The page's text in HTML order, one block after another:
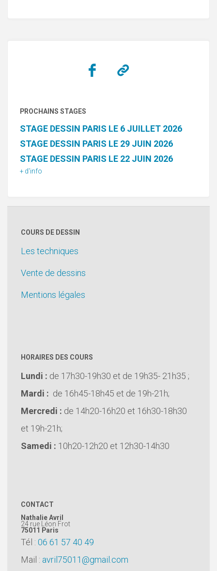
PROCHAINS STAGES
STAGE DESSIN PARIS LE 6 JUILLET 2026
STAGE DESSIN PARIS LE 29 JUIN 2026
STAGE DESSIN PARIS LE 22 JUIN 2026
+ d'info
COURS DE DESSIN
Les techniques
Vente de dessins
Mentions légales
HORAIRES DES COURS
Lundi : de 17h30-19h30 et de 19h35- 21h35 ;
Mardi : de 16h45-18h45 et de 19h-21h;
Mercredi : de 14h20-16h20 et 16h30-18h30
et 19h-21h;
Samedi : 10h20-12h20 et 12h30-14h30
CONTACT
Nathalie Avril
24 rue Léon Frot
75011 Paris
Tél : 06 61 57 40 49
Mail : avril75011@gmail.com